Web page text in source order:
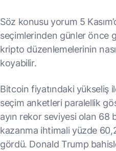
Söz konusu yorum 5
seçimlerinden günler önce
kripto düzenlemelerinin
koyabilir.
Bitcoin fiyatındaki yükseliş
seçim anketleri paralellik
ayın rekor seviyesi olan 68
kazanma ihtimali yüzde
gördü. Donald Trump